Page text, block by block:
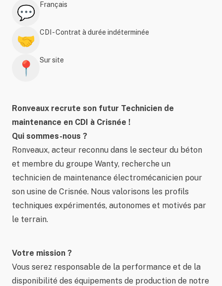
💬 Français
🤝 CDI - Contrat à durée indéterminée
📍 Sur site
Ronveaux recrute son futur Technicien de
maintenance en CDI à Crisnée !
Qui sommes-nous ?
Ronveaux, acteur reconnu dans le secteur du béton
et membre du groupe Wanty, recherche un
technicien de maintenance électromécanicien pour
son usine de Crisnée. Nous valorisons les profils
techniques expérimentés, autonomes et motivés par
le terrain.
Votre mission ?
Vous serez responsable de la performance et de la
disponibilité des équipements de production de notre